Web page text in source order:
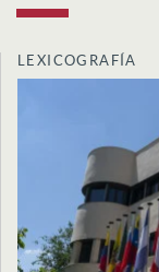
LEXICOGRAFÍA